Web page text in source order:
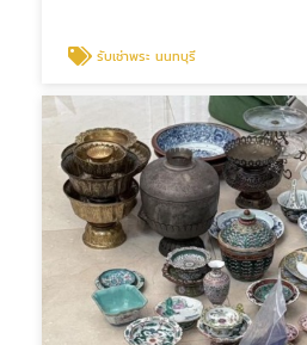
รับเช่าพระ นนทบุรี